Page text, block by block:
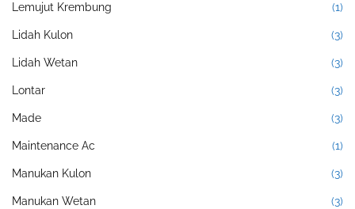
Lemujut Krembung (1)
Lidah Kulon (3)
Lidah Wetan (3)
Lontar (3)
Made (3)
Maintenance Ac (1)
Manukan Kulon (3)
Manukan Wetan (3)